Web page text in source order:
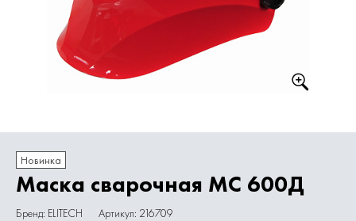
Новинка
Маска сварочная МС 600Д
Бренд: ELITECH Артикул: 216709